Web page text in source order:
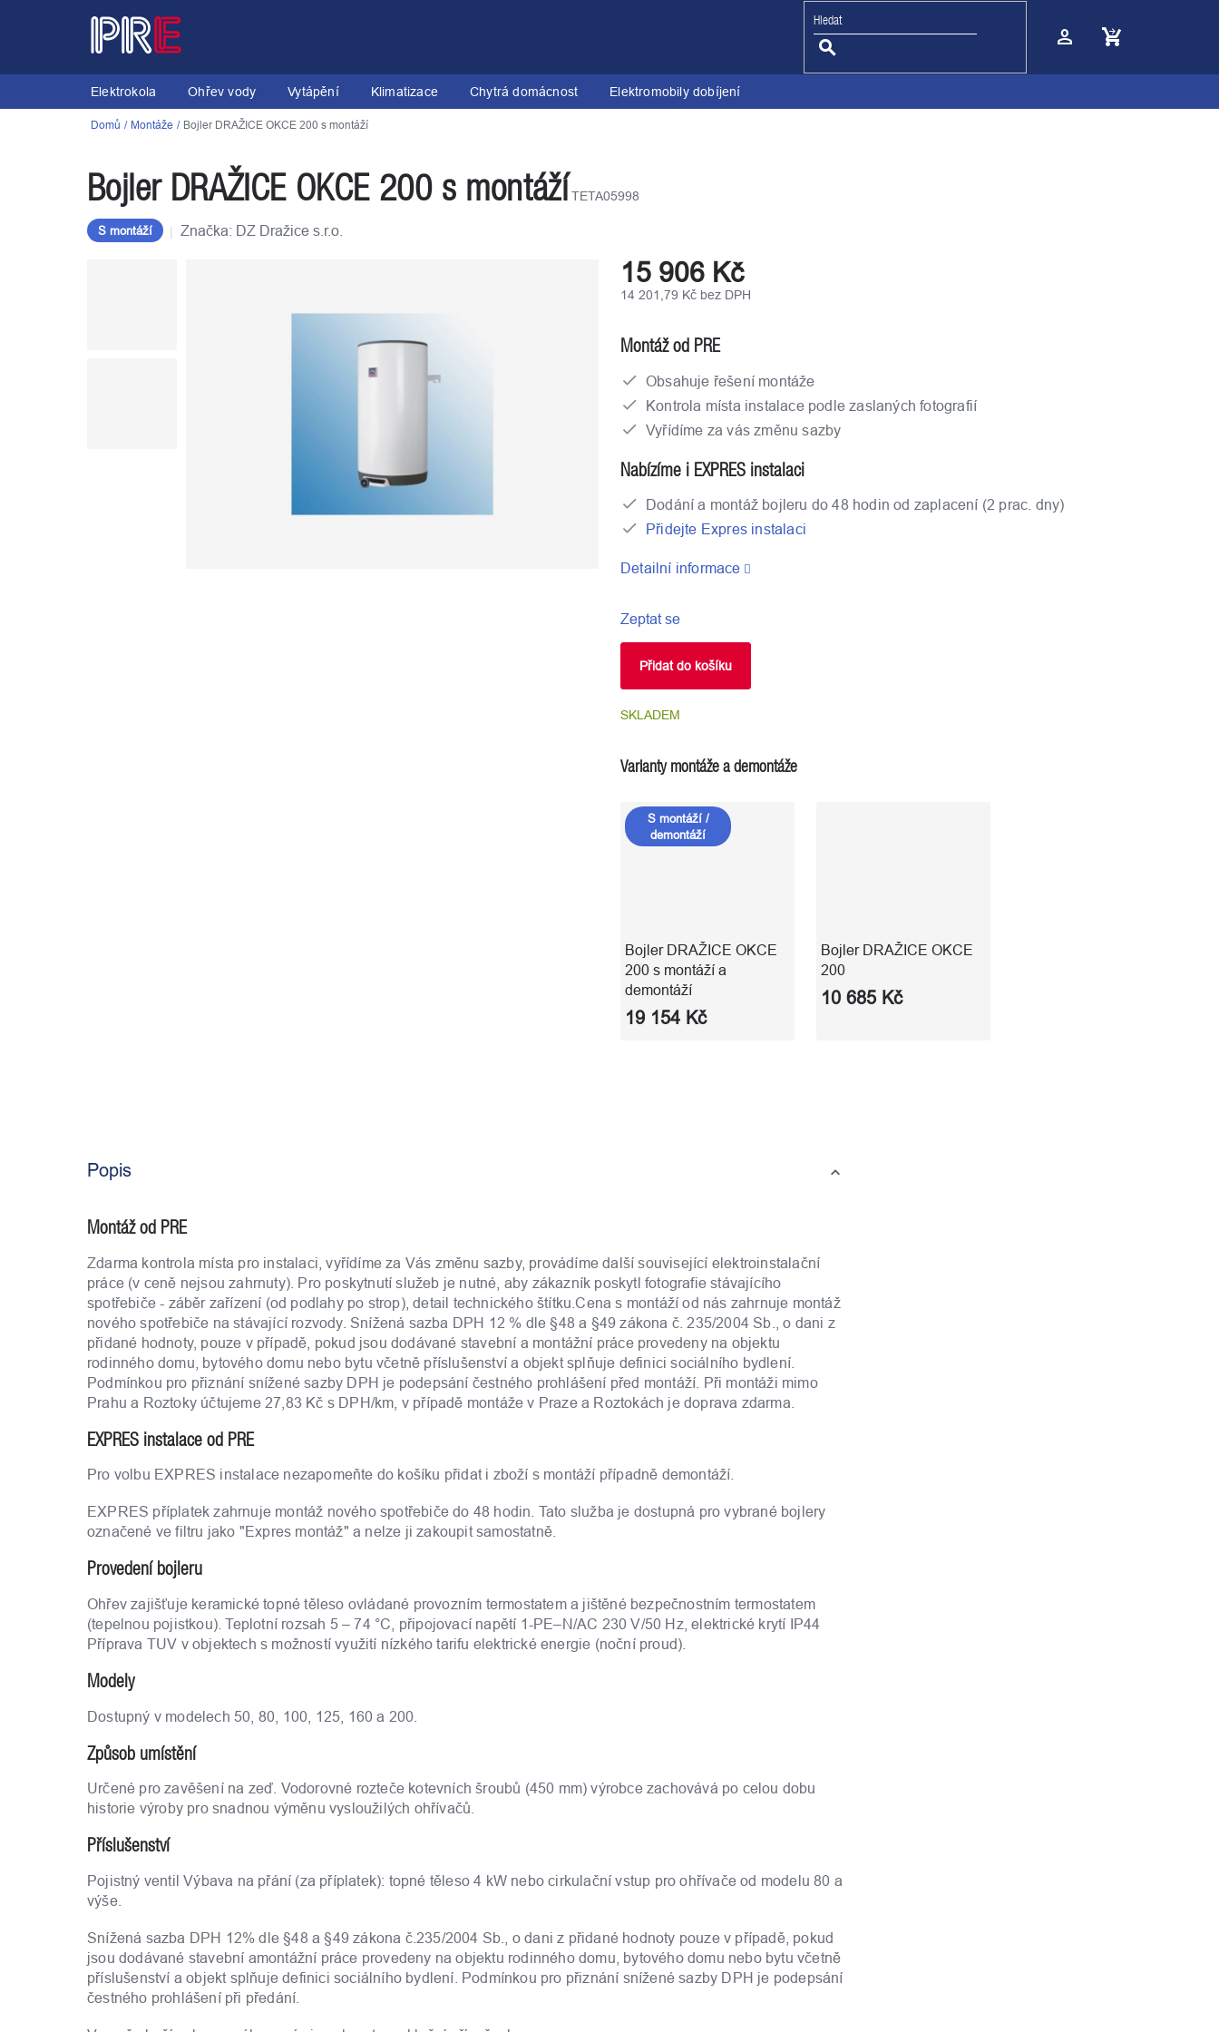
Nákupní
Elektrokola
Ohřev vody Vytápění Klimatizace Chytrá domácnost Elektromobily dobíjení
Domů Montáže Bojler DRAŽICE OKCE 200 s montáží
Bojler DRAŽICE OKCE 200 s montáží TETA05998
S montáží Značka: DZ Dražice s.r.o.
15 906 Kč
14 201,79 Kč bez DPH
SKLADEM
Přidat do košíku
Montáž od PRE
Obsahuje řešení montáže
Kontrola místa instalace podle zaslaných fotografií
Vyřídíme za vás změnu sazby
Nabízíme i EXPRES instalaci
Dodání a montáž bojleru do 48 hodin od zaplacení (2 prac. dny)
Přidejte Expres instalaci
Detailní informace
Zeptat se
Varianty montáže a demontáže
S montáží /
demontáží
Bojler DRAŽICE OKCE
200 s montáží a
demontáží
19 154 Kč
Bojler DRAŽICE OKCE
200
10 685 Kč
Popis
Montáž od PRE
Zdarma kontrola místa pro instalaci, vyřídíme za Vás změnu sazby, provádíme další související elektroinstalační
práce (v ceně nejsou zahrnuty). Pro poskytnutí služeb je nutné, aby zákazník poskytl fotografie stávajícího
spotřebiče - záběr zařízení (od podlahy po strop), detail technického štítku.Cena s montáží od nás zahrnuje montáž
nového spotřebiče na stávající rozvody. Snížená sazba DPH 12 % dle §48 a §49 zákona č. 235/2004 Sb., o dani z
přidané hodnoty, pouze v případě, pokud jsou dodávané stavební a montážní práce provedeny na objektu
rodinného domu, bytového domu nebo bytu včetně příslušenství a objekt splňuje definici sociálního bydlení.
Podmínkou pro přiznání snížené sazby DPH je podepsání čestného prohlášení před montáží. Při montáži mimo
Prahu a Roztoky účtujeme 27,83 Kč s DPH/km, v případě montáže v Praze a Roztokách je doprava zdarma.
EXPRES instalace od PRE
Pro volbu EXPRES instalace nezapomeňte do košíku přidat i zboží s montáží případně demontáží.
EXPRES příplatek zahrnuje montáž nového spotřebiče do 48 hodin. Tato služba je dostupná pro vybrané bojlery
označené ve filtru jako "Expres montáž" a nelze ji zakoupit samostatně.
Provedení bojleru
Ohřev zajišťuje keramické topné těleso ovládané provozním termostatem a jištěné bezpečnostním termostatem
(tepelnou pojistkou). Teplotní rozsah 5 – 74 °C, připojovací napětí 1-PE–N/AC 230 V/50 Hz, elektrické krytí IP44
Příprava TUV v objektech s možností využití nízkého tarifu elektrické energie (noční proud).
Modely
Dostupný v modelech 50, 80, 100, 125, 160 a 200.
Způsob umístění
Určené pro zavěšení na zeď. Vodorovné rozteče kotevních šroubů (450 mm) výrobce zachovává po celou dobu
historie výroby pro snadnou výměnu vysloužilých ohřívačů.
Příslušenství
Pojistný ventil Výbava na přání (za příplatek): topné těleso 4 kW nebo cirkulační vstup pro ohřívače od modelu 80 a
výše.
Snížená sazba DPH 12% dle §48 a §49 zákona č.235/2004 Sb., o dani z přidané hodnoty pouze v případě, pokud
jsou dodávané stavební amontážní práce provedeny na objektu rodinného domu, bytového domu nebo bytu včetně
příslušenství a objekt splňuje definici sociálního bydlení. Podmínkou pro přiznání snížené sazby DPH je podepsání
čestného prohlášení při předání.